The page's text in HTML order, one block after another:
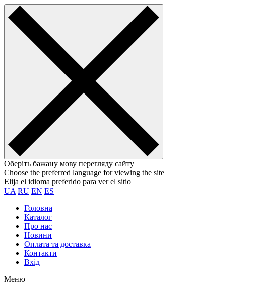
Оберіть бажану мову перегляду сайту
Choose the preferred language for viewing the site
Elija el idioma preferido para ver el sitio
UA RU EN ES
Головна
Каталог
Про нас
Новини
Оплата та доставка
Контакти
Вхiд
Меню